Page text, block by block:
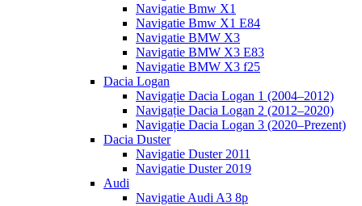
Navigatie Bmw X1
Navigatie Bmw X1 E84
Navigatie BMW X3
Navigatie BMW X3 E83
Navigatie BMW X3 f25
Dacia Logan
Navigație Dacia Logan 1 (2004–2012)
Navigație Dacia Logan 2 (2012–2020)
Navigație Dacia Logan 3 (2020–Prezent)
Dacia Duster
Navigatie Duster 2011
Navigatie Duster 2019
Audi
Navigatie Audi A3 8p